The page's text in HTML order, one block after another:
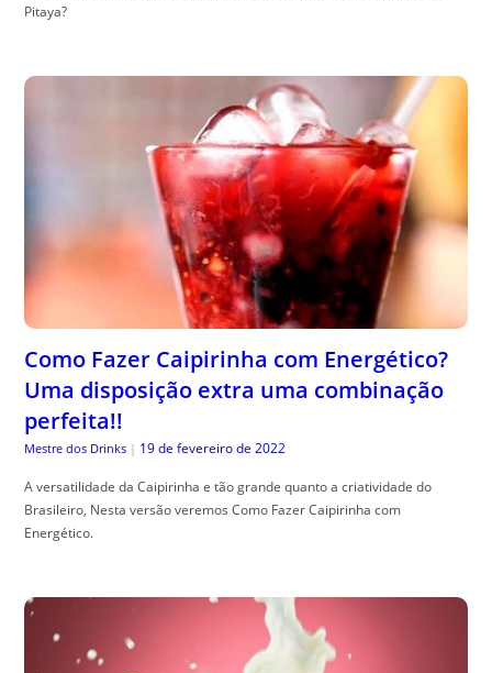
Pitaya?
Como Fazer Caipirinha com Energético?
Uma disposição extra uma combinação
perfeita!!
Mestre dos Drinks | 19 de fevereiro de 2022
A versatilidade da Caipirinha e tão grande quanto a criatividade do
Brasileiro, Nesta versão veremos Como Fazer Caipirinha com
Energético.